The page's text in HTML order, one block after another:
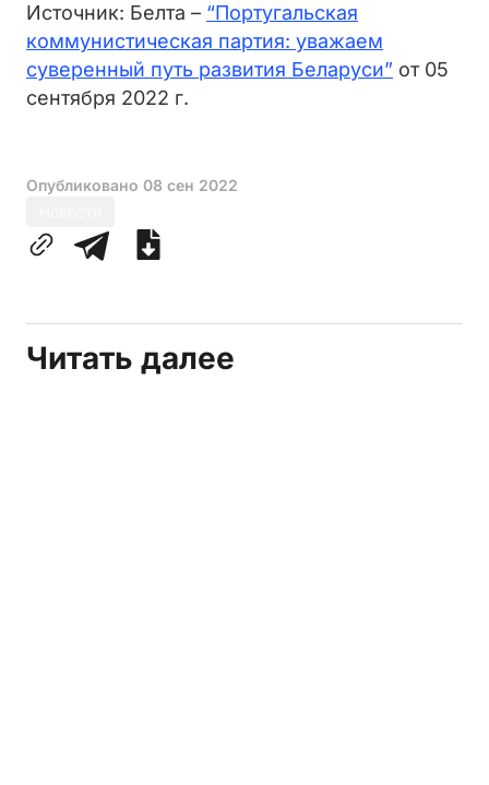
Источник: Белта – “Португальская
коммунистическая партия: уважаем
суверенный путь развития Беларуси” от 05
сентября 2022 г.
Опубликовано 08 сен 2022
Читать далее